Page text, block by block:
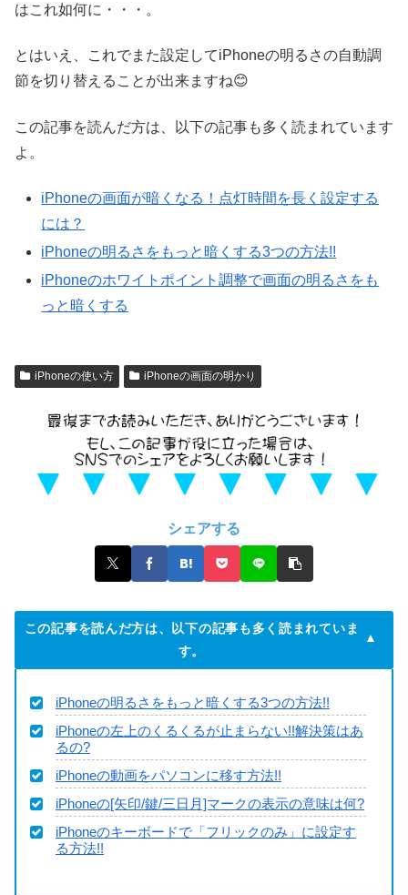
はこれ如何に・・・。
とはいえ、これでまた設定してiPhoneの明るさの自動調
節を切り替えることが出来ますね😊
この記事を読んだ方は、以下の記事も多く読まれています
よ。
iPhoneの画面が暗くなる！点灯時間を長く設定する
には？
iPhoneの明るさをもっと暗くする3つの方法!!
iPhoneのホワイトポイント調整で画面の明るさをも
っと暗くする
iPhoneの使い方 iPhoneの画面の明かり
シェアする
この記事を読んだ方は、以下の記事も多く読まれていま
す。
iPhoneの明るさをもっと暗くする3つの方法!!
iPhoneの左上のくるくるが止まらない!!解決策はあ
るの?
iPhoneの動画をパソコンに移す方法!!
iPhoneの[矢印/鍵/三日月]マークの表示の意味は何?
iPhoneのキーボードで「フリックのみ」に設定す
る方法!!